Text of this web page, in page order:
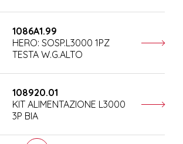
1086A1.99
HERO: SOSP.L3000 1PZ
TESTA W.G.ALTO
108920.01
KIT ALIMENTAZIONE L3000
3P BIA